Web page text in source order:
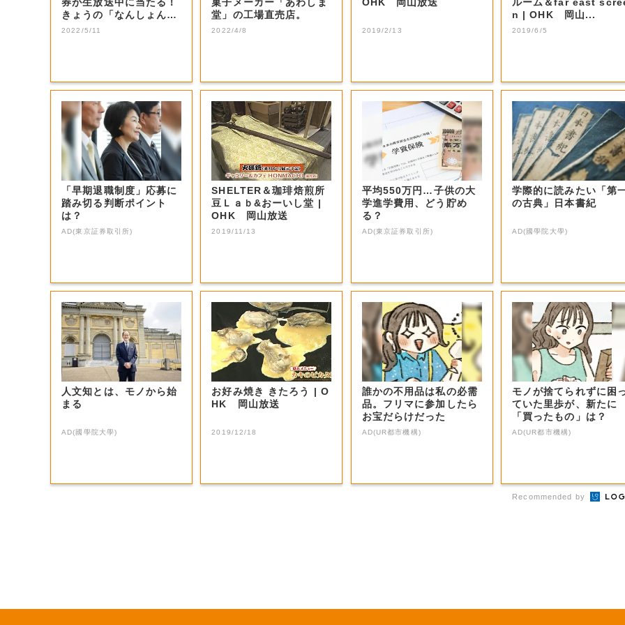
きょうの「なんしょん？
生電話クイズ」...
2022/5/11
堂」の工場直売店。
2022/4/8 2019/2/13
n | OHK 岡山...
2019/6/5
「早期退職制度」応募に
踏み切る判断ポイント
は？
AD(東京証券取引所)
SHELTER＆珈琲焙煎所
豆Ｌａｂ&おーいし堂 |
OHK 岡山放送
2019/11/13
平均550万円…子供の大
学進学費用、どう貯め
る？
AD(東京証券取引所)
学際的に読みたい「第
の古典」日本書紀
AD(國學院大學)
人文知とは、モノから始
まる
AD(國學院大學)
お好み焼き きたろう | O
HK 岡山放送
2019/12/18
誰かの不用品は私の必需
品。フリマに参加したら
お宝だらけだった
AD(UR都市機構)
モノが捨てられずに困
ていた里歩が、新たに
「買ったもの」は？
AD(UR都市機構)
Recommended by